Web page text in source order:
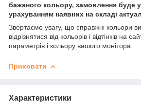
бажаного кольору, замовлення буде
урахуванням наявних на складі
Звертаємо увагу, що справжні кольори
відрізнятися від кольорів і відтінків на
параметрів і кольору вашого монітора.
Приховати
Характеристики